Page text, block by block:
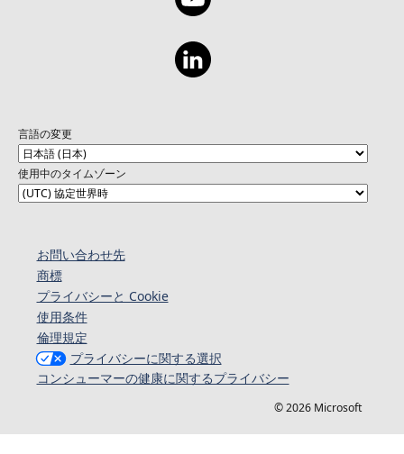
言語の変更
使用中のタイムゾーン
お問い合わせ先
商標
プライバシーと Cookie
使用条件
倫理規定
プライバシーに関する選択
コンシューマーの健康に関するプライバシー
© 2026 Microsoft